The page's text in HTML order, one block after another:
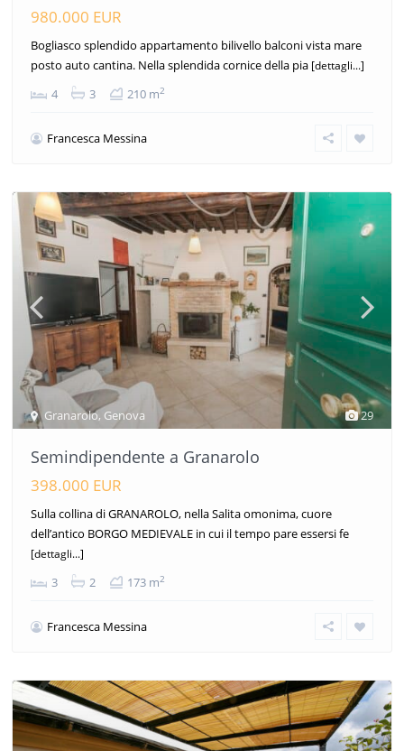
980.000 EUR
Bogliasco splendido appartamento bilivello balconi vista mare
posto auto cantina. Nella splendida cornice della pia [dettagli...]
4 3 210 m2
Francesca Messina
29
Granarolo, Genova
Semindipendente a Granarolo
398.000 EUR
Sulla collina di GRANAROLO, nella Salita omonima, cuore
dell’antico BORGO MEDIEVALE in cui il tempo pare essersi fe
[dettagli...]
3 2 173 m2
Francesca Messina